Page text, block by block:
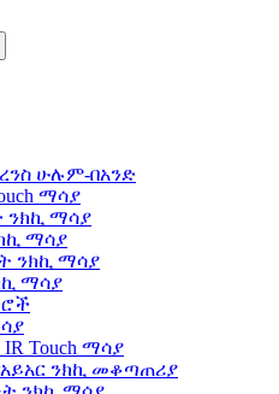
ሁሉም-በአንድ
ማሳያ
ማሳያ
ማሳያ
ንክኪ ማሳያ
ማሳያ
Touch ማሳያ
ንክኪ መቆጣጠሪያ